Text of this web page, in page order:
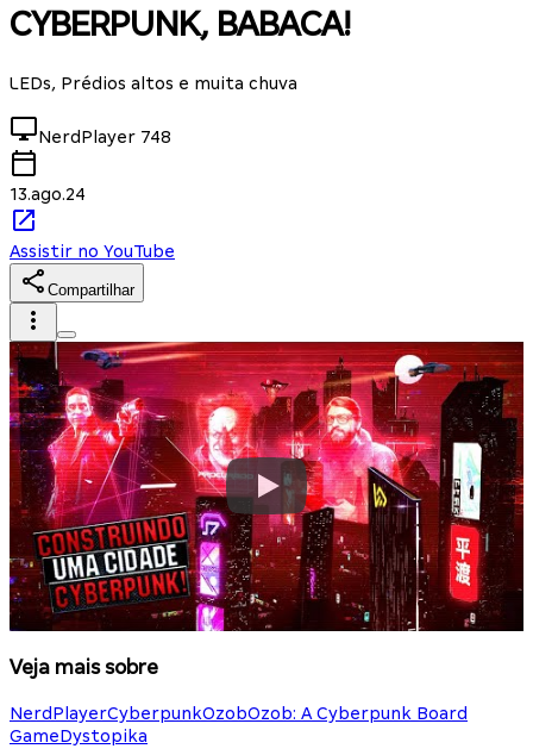
CYBERPUNK, BABACA!
LEDs, Prédios altos e muita chuva
NerdPlayer 748
13.ago.24
Assistir no YouTube
Compartilhar
Veja mais sobre
NerdPlayerCyberpunkOzobOzob: A Cyberpunk Board
GameDystopika